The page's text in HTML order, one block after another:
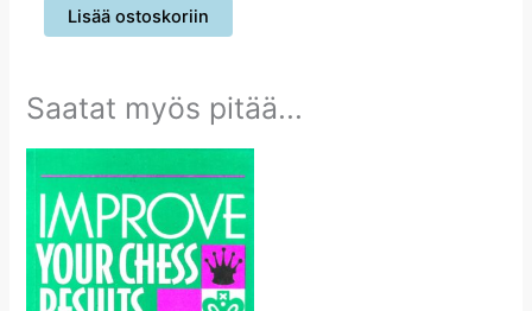
candidate
master
määrä
Lisää ostoskoriin
Saatat myös pitää...